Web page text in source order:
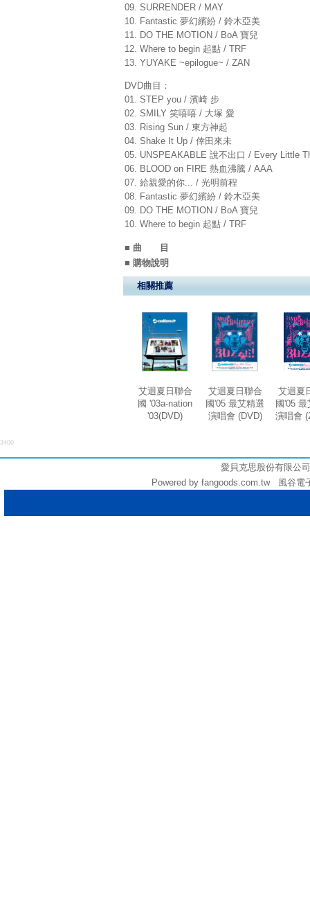
09. SURRENDER / MAY
10. Fantastic 夢幻繽紛 / 鈴木亞美
11. DO THE MOTION / BoA 寶兒
12. Where to begin 起點 / TRF
13. YUYAKE ~epilogue~ / ZAN
DVD曲目：
01. STEP you / 濱崎 步
02. SMILY 笑嘻嘻 / 大塚 愛
03. Rising Sun / 東方神起
04. Shake It Up / 倖田來未
05. UNSPEAKABLE 說不出口 / Every Little
06. BLOOD on FIRE 熱血沸騰 / AAA
07. 給親愛的你... / 光明前程
08. Fantastic 夢幻繽紛 / 鈴木亞美
09. DO THE MOTION / BoA 寶兒
10. Where to begin 起點 / TRF
■ 曲 目
■ 購物說明
相關推薦
艾迴夏日聯合
國 '03a-nation
'03(DVD)
艾迴夏日聯合
國'05 最艾精選
演唱會 (DVD)
艾迴夏
國'05
演唱會
3400
愛貝克思股份有限
Powered by fangoods.com.tw 風谷電子商